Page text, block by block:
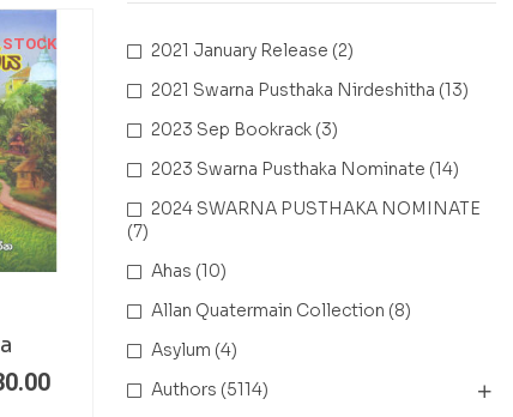
2021 January Release (2)
2021 Swarna Pusthaka Nirdeshitha (13)
2023 Sep Bookrack (3)
2023 Swarna Pusthaka Nominate (14)
2024 SWARNA PUSTHAKA NOMINATE
(7)
Ahas (10)
Allan Quatermain Collection (8)
Asylum (4)
Authors (5114)